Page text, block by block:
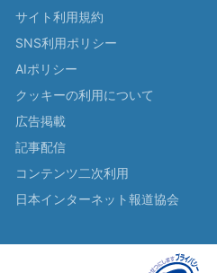
サイト利用規約
SNS利用ポリシー
AIポリシー
クッキーの利用について
広告掲載
記事配信
コンテンツ二次利用
日本インターネット報道協会